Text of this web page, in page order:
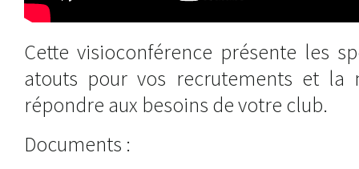
Cette visioconférence présente les
atouts pour vos recrutements et
répondre aux besoins de votre club.
Documents :